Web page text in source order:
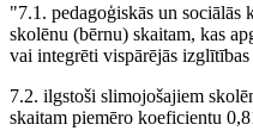
"7.1. pedagoģiskās un
skolēnu (bērnu) skaitam, kas
vai integrēti vispārējās izglītības
7.2. ilgstoši slimojošajiem
skaitam piemēro koeficientu